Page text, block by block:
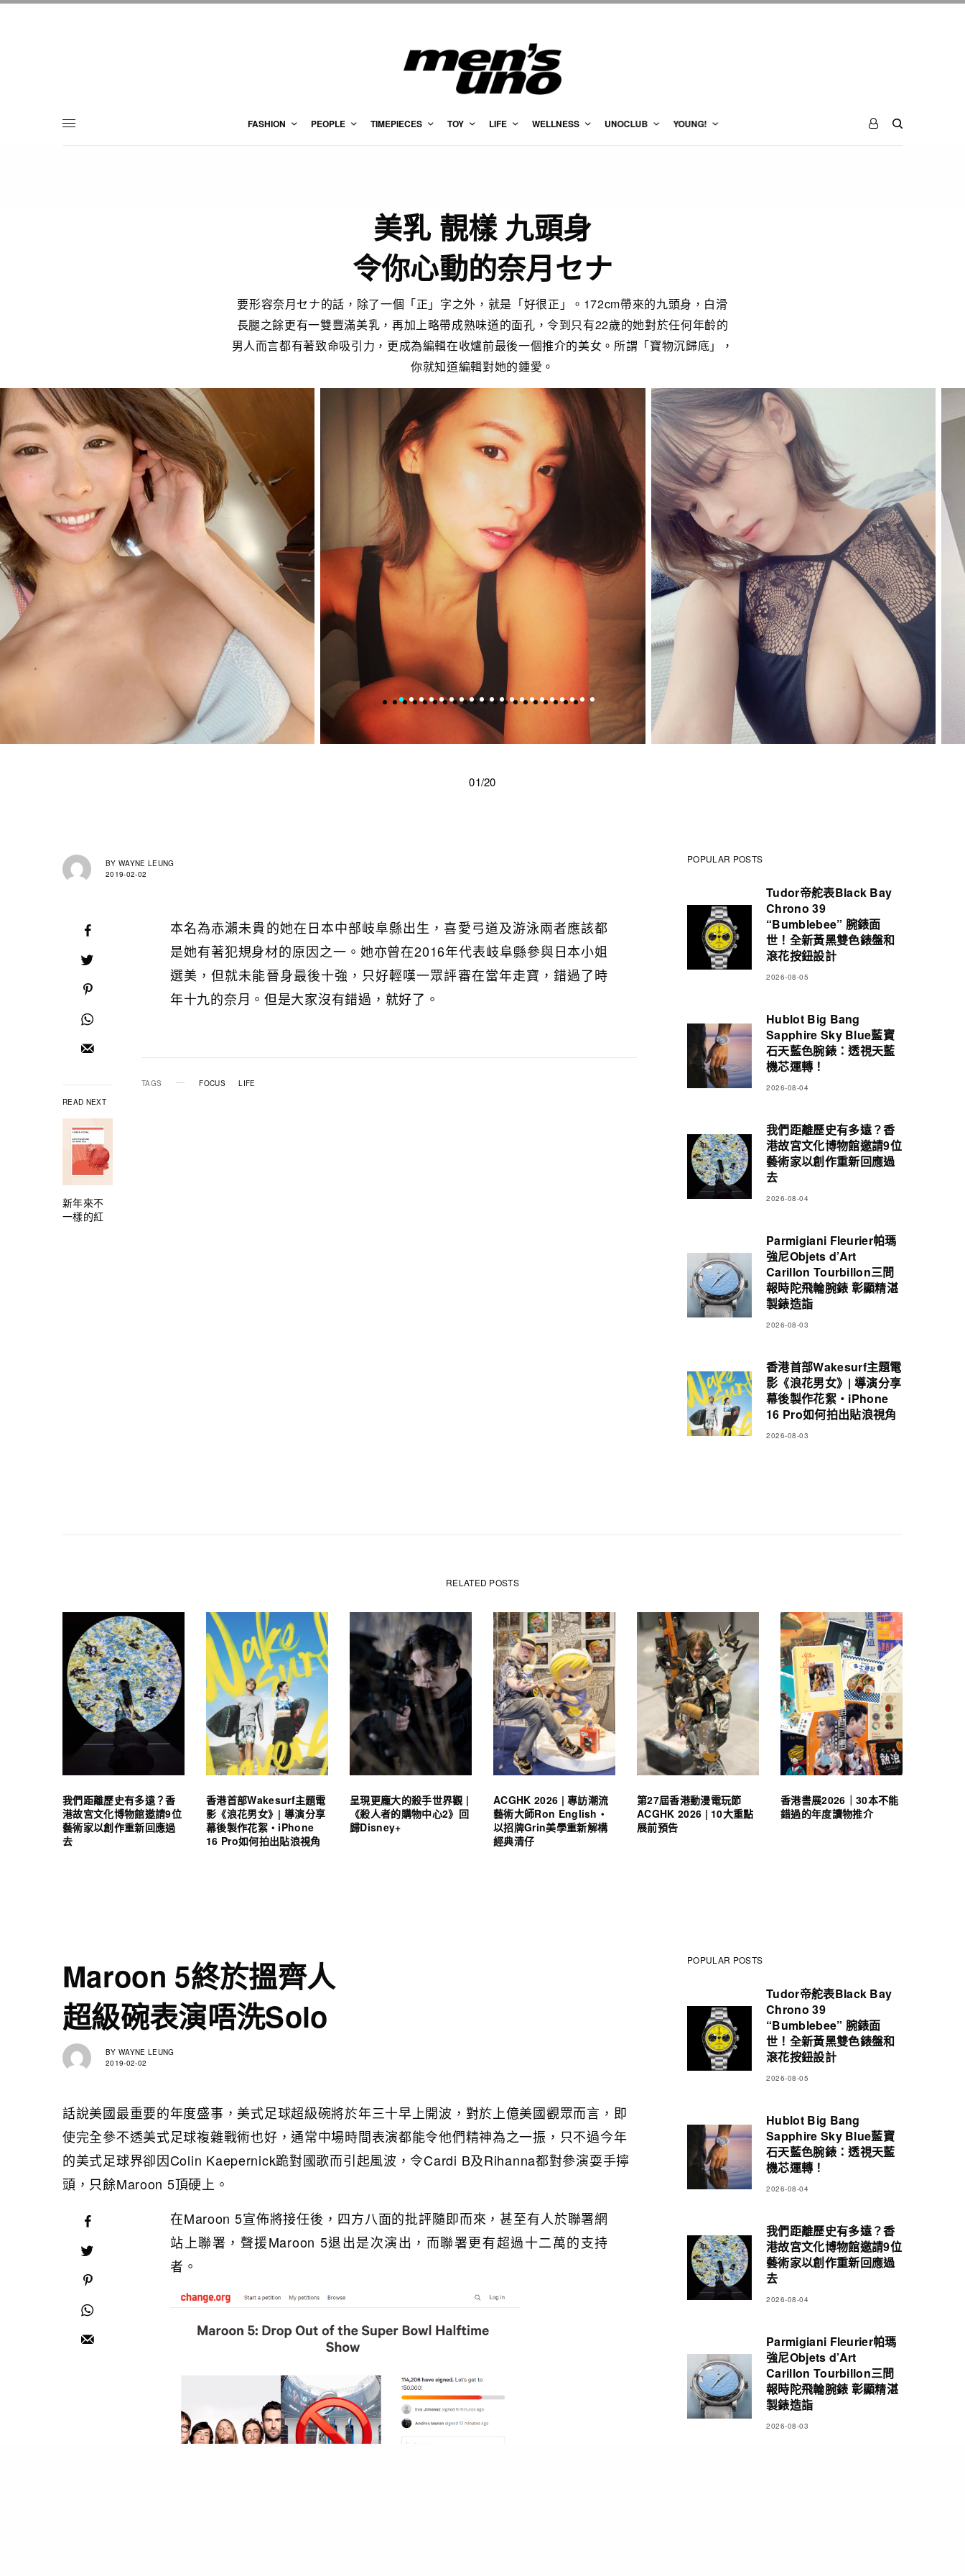
FASHION PEOPLE TIMEPIECES TOY LIFE WELLNESS UNOCLUB YOUNG!
美乳 靚樣 九頭身
令你心動的奈月セナ
要形容奈月セナ的話，除了一個「正」字之外，就是「好很正」。172cm帶來的九頭身，白滑
長腿之餘更有一雙豐滿美乳，再加上略帶成熟味道的面孔，令到只有22歲的她對於任何年齡的
男人而言都有著致命吸引力，更成為編輯在收爐前最後一個推介的美女。所謂「寶物沉歸底」，
你就知道編輯對她的鍾愛。
01/20
BY WAYNE LEUNG
2019-02-02
READ NEXT
新年來不
一樣的紅
本名為赤瀨未貴的她在日本中部岐阜縣出生，喜愛弓道及游泳兩者應該都
是她有著犯規身材的原因之一。她亦曾在2016年代表岐阜縣參與日本小姐
選美，但就未能晉身最後十強，只好輕嘆一眾評審在當年走寶，錯過了時
年十九的奈月。但是大家沒有錯過，就好了。
TAGS FOCUS LIFE
POPULAR POSTS
Tudor帝舵表Black Bay
Chrono 39
“Bumblebee” 腕錶面
世！全新黃黑雙色錶盤和
滾花按鈕設計
2026-08-05
Hublot Big Bang
Sapphire Sky Blue藍寶
石天藍色腕錶：透視天藍
機芯運轉！
2026-08-04
我們距離歷史有多遠？香
港故宮文化博物館邀請9位
藝術家以創作重新回應過
去
2026-08-04
Parmigiani Fleurier帕瑪
強尼Objets d’Art
Carillon Tourbillon三問
報時陀飛輪腕錶 彰顯精湛
製錶造詣
2026-08-03
香港首部Wakesurf主題電
影《浪花男女》| 導演分享
幕後製作花絮・iPhone
16 Pro如何拍出貼浪視角
2026-08-03
RELATED POSTS
我們距離歷史有多遠？香
港故宮文化博物館邀請9位
藝術家以創作重新回應過
去
香港首部Wakesurf主題電
影《浪花男女》| 導演分享
幕後製作花絮・iPhone
16 Pro如何拍出貼浪視角
呈現更龐大的殺手世界觀 |
《殺人者的購物中心2》回
歸Disney+
ACGHK 2026 | 專訪潮流
藝術大師Ron English・
以招牌Grin美學重新解構
經典清仔
第27屆香港動漫電玩節
ACGHK 2026 | 10大重點
展前預告
香港書展2026｜30本不能
錯過的年度讀物推介
Maroon 5終於搵齊人
超級碗表演唔洗Solo
BY WAYNE LEUNG
2019-02-02
話說美國最重要的年度盛事，美式足球超級碗將於年三十早上開波，對於上億美國觀眾而言，即
使完全參不透美式足球複雜戰術也好，通常中場時間表演都能令他們精神為之一振，只不過今年
的美式足球界卻因Colin Kaepernick跪對國歌而引起風波，令Cardi B及Rihanna都對參演耍手擰
頭，只餘Maroon 5頂硬上。
在Maroon 5宣佈將接任後，四方八面的批評隨即而來，甚至有人於聯署網
站上聯署，聲援Maroon 5退出是次演出，而聯署更有超過十二萬的支持
者。
POPULAR POSTS
Tudor帝舵表Black Bay
Chrono 39
“Bumblebee” 腕錶面
世！全新黃黑雙色錶盤和
滾花按鈕設計
2026-08-05
Hublot Big Bang
Sapphire Sky Blue藍寶
石天藍色腕錶：透視天藍
機芯運轉！
2026-08-04
我們距離歷史有多遠？香
港故宮文化博物館邀請9位
藝術家以創作重新回應過
去
2026-08-04
Parmigiani Fleurier帕瑪
強尼Objets d’Art
Carillon Tourbillon三問
報時陀飛輪腕錶 彰顯精湛
製錶造詣
2026-08-03